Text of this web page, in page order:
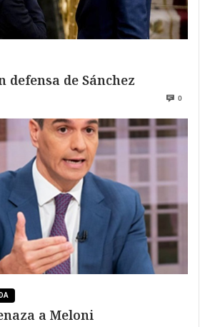
defensa de Sánchez
0
amenaza a Meloni